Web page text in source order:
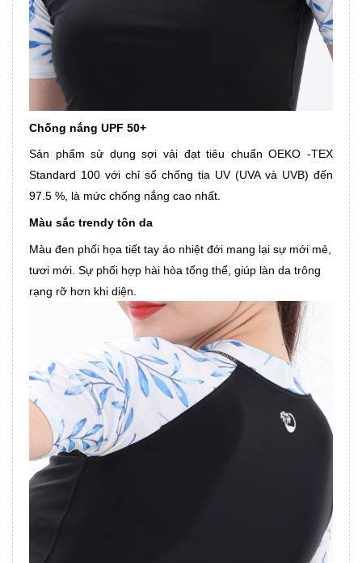
Chống nắng UPF 50+
Sản phẩm sử dụng sợi vải đạt tiêu chuẩn OEKO -TEX
Standard 100 với chỉ số chống tia UV (UVA và UVB) đến
97.5 %, là mức chống nắng cao nhất.
Màu sắc trendy tôn da
Màu đen phối họa tiết tay áo nhiệt đới mang lại sự mới mẻ,
tươi mới. Sự phối hợp hài hòa tổng thể, giúp làn da trông
rạng rỡ hơn khi diện.